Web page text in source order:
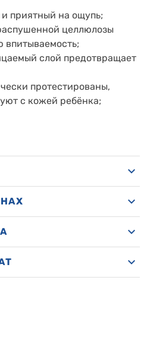
приятный на ощупь;
целлюлозы
впитываемость;
слой предотвращает
протестированы,
с кожей ребёнка;